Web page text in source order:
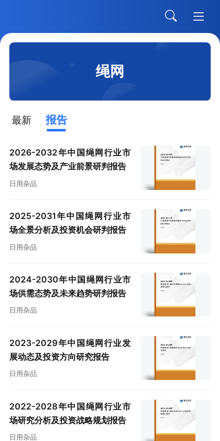
绳网
最新 报告
2026-2032年中国绳网行业市
场发展态势及产业前景研判报告
日用杂品
2025-2031年中国绳网行业市
场全景分析及投资机会研判报告
日用杂品
2024-2030年中国绳网行业市
场供需态势及未来趋势研判报告
日用杂品
2023-2029年中国绳网行业发
展动态及投资方向研究报告
日用杂品
2022-2028年中国绳网行业市
场研究分析及投资战略规划报告
日用杂品